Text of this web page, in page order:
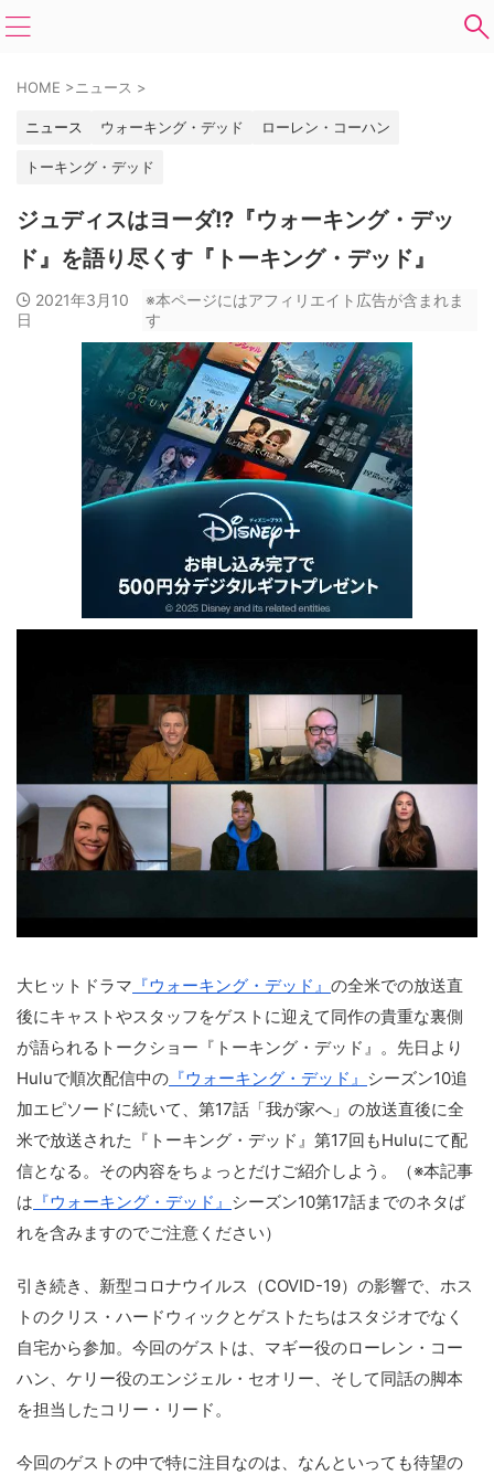
HOME >ニュース >
ニュース ウォーキング・デッド ローレン・コーハン
トーキング・デッド
ジュディスはヨーダ!?『ウォーキング・デッ
ド』を語り尽くす『トーキング・デッド』
2021年3月10
日
※本ページにはアフィリエイト広告が含まれま
す
大ヒットドラマ 『ウォーキング・デッド』 の全米での放送直
後にキャストやスタッフをゲストに迎えて同作の貴重な裏側
が語られるトークショー『トーキング・デッド』。先日より
Huluで順次配信中の 『ウォーキング・デッド』 シーズン10追
加エピソードに続いて、第17話「我が家へ」の放送直後に全
米で放送された『トーキング・デッド』第17回もHuluにて配
信となる。その内容をちょっとだけご紹介しよう。（※本記事
は 『ウォーキング・デッド』 シーズン10第17話までのネタば
れを含みますのでご注意ください）
引き続き、新型コロナウイルス（COVID-19）の影響で、ホス
トのクリス・ハードウィックとゲストたちはスタジオでなく
自宅から参加。今回のゲストは、マギー役のローレン・コー
ハン、ケリー役のエンジェル・セオリー、そして同話の脚本
を担当したコリー・リード。
今回のゲストの中で特に注目なのは、なんといっても待望の